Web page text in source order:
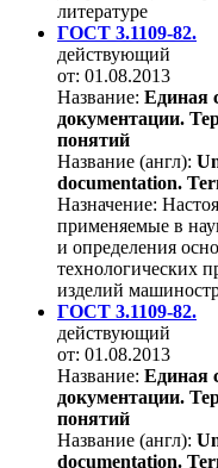
литературе
ГОСТ 3.1109-82.
действующий
от: 01.08.2013
Название: Единая
документации.
понятий
Название (англ):
documentation.
Назначение:
применяемые в
и определения
технологических
изделий
ГОСТ 3.1109-82.
действующий
от: 01.08.2013
Название: Единая
документации.
понятий
Название (англ):
documentation.